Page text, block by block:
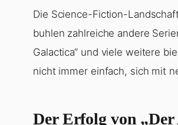
Die Science-Fiction-
buhlen zahlreiche andere
Galactica“ und viele weitere
nicht immer einfach, sich mit
Der Erfolg von